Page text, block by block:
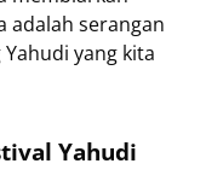
adalah serangan
yang kita
Yahudi